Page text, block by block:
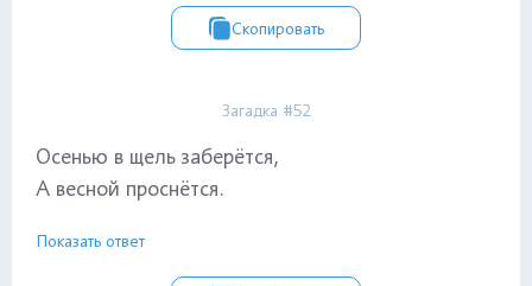
Скопировать
Загадка #52
Осенью в щель заберётся,
А весной проснётся.
Показать ответ